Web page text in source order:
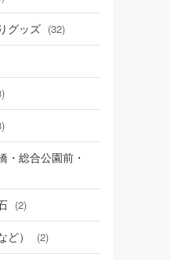
グッズ (32)
・総合公園前・
(2)
ど） (2)